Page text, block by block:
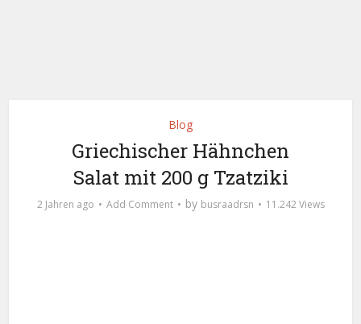
Blog
Griechischer Hähnchen
Salat mit 200 g Tzatziki
2 Jahren ago Add Comment by busraadrsn 11.242 Views